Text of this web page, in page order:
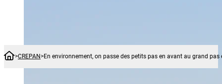
AccueilCREPAN En environnement, on passe des petits pas en avant au grand pas